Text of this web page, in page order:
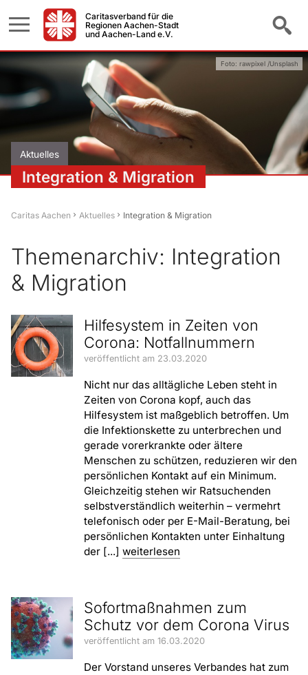
Caritasverband für die
Regionen Aachen-Stadt
und Aachen-Land e.V.
Aktuelles
Integration & Migration
Foto: rawpixel /Unsplash
Caritas Aachen Aktuelles Integration & Migration
Themenarchiv: Integration
& Migration
Hilfesystem in Zeiten von
Corona: Notfallnummern
veröffentlicht am 23.03.2020
Nicht nur das alltägliche Leben steht in
Zeiten von Corona kopf, auch das
Hilfesystem ist maßgeblich betroffen. Um
die Infektionskette zu unterbrechen und
gerade vorerkrankte oder ältere
Menschen zu schützen, reduzieren wir den
persönlichen Kontakt auf ein Minimum.
Gleichzeitig stehen wir Ratsuchenden
selbstverständlich weiterhin – vermehrt
telefonisch oder per E-Mail-Beratung, bei
persönlichen Kontakten unter Einhaltung
der [...] weiterlesen
Sofortmaßnahmen zum
Schutz vor dem Corona Virus
veröffentlicht am 16.03.2020
Der Vorstand unseres Verbandes hat zum